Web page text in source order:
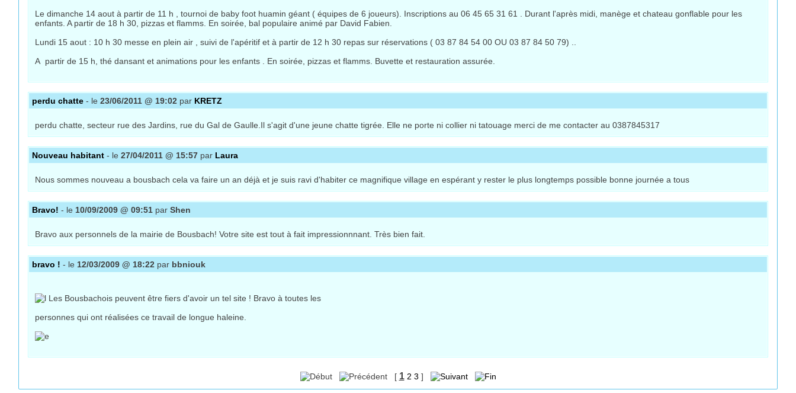
Le dimanche 14 aout à partir de 11 h , tournoi de baby foot huamin géant ( équipes de 6 joueurs). Inscriptions au 06 45 65 31 61 . Durant l'après midi, manège et chateau gonflable pour les
enfants. A partir de 18 h 30, pizzas et flamms. En soirée, bal populaire animé par David Fabien.
Lundi 15 aout : 10 h 30 messe en plein air , suivi de l'apéritif et à partir de 12 h 30 repas sur réservations ( 03 87 84 54 00 OU 03 87 84 50 79) ..
A partir de 15 h, thé dansant et animations pour les enfants . En soirée, pizzas et flamms. Buvette et restauration assurée.
perdu chatte - le 23/06/2011 @ 19:02 par KRETZ
perdu chatte, secteur rue des Jardins, rue du Gal de Gaulle.Il s'agit d'une jeune chatte tigrée. Elle ne porte ni collier ni tatouage merci de me contacter au 0387845317
Nouveau habitant - le 27/04/2011 @ 15:57 par Laura
Nous sommes nouveau a bousbach cela va faire un an déjà et je suis ravi d'habiter ce magnifique village en espérant y rester le plus longtemps possible bonne journée a tous
Bravo! - le 10/09/2009 @ 09:51 par Shen
Bravo aux personnels de la mairie de Bousbach! Votre site est tout à fait impressionnnant. Très bien fait.
bravo ! - le 12/03/2009 @ 18:22 par bbniouk
Les Bousbachois peuvent être fiers d'avoir un tel site ! Bravo à toutes les
personnes qui ont réalisées ce travail de longue haleine.
[ 1 2 3 ]